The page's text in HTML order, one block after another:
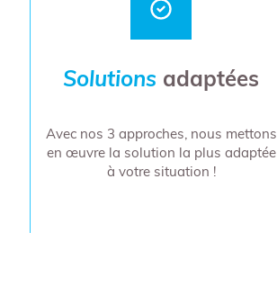
Solutions adaptées
Avec nos 3 approches, nous mettons
en œuvre la solution la plus adaptée
à votre situation !